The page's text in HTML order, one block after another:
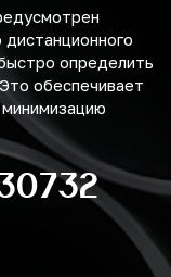
определить
обеспечивает